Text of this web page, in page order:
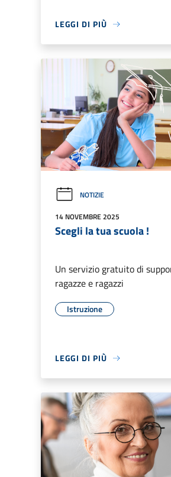
LEGGI DI PIÙ
NOTIZIE
14 NOVEMBRE 2025
Scegli la tua scuola !
Un servizio gratuito di
ragazze e ragazzi
Istruzione
LEGGI DI PIÙ